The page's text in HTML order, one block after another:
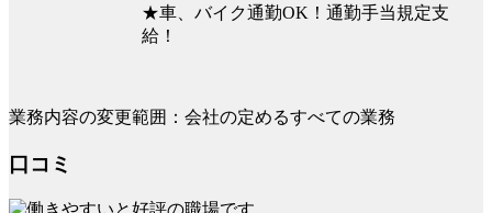
★車、バイク通勤OK！通勤手当規定支
給！
業務内容の変更範囲：会社の定めるすべての業務
口コミ